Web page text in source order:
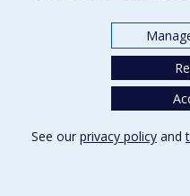
See our privacy policy and